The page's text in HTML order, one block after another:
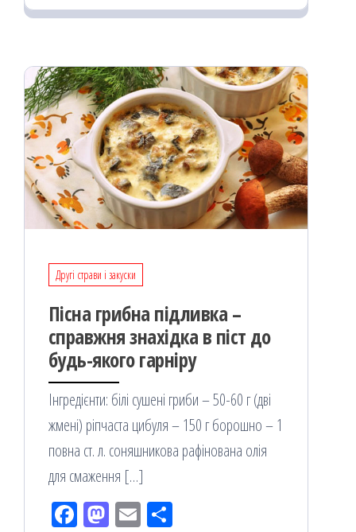
oo od ит
я
Другі страви і закуски
Пісна грибна підливка –
справжня знахідка в піст до
будь-якого гарніру
Інгредієнти: білі сушені гриби – 50-60 г (дві
жмені) ріпчаста цибуля – 150 г борошно – 1
повна ст. л. соняшникова рафінована олія
для смаження […]
Fac M Em